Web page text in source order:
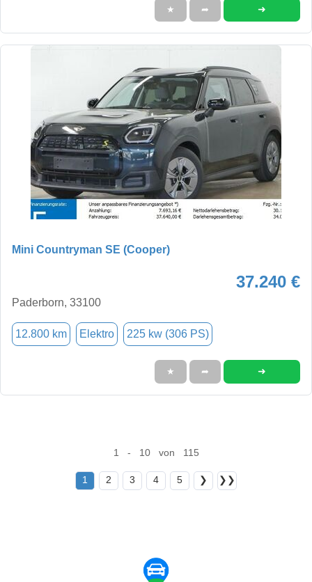
★ ➦ ➜
Mini Countryman SE (Cooper)
37.240 €
Paderborn, 33100
12.800 km Elektro 225 kw (306 PS)
★ ➦ ➜
1 - 10 von 115
1 2 3 4 5 ❯ ❯❯